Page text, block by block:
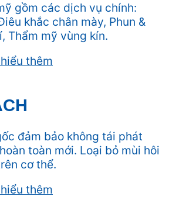
gồm các dịch vụ chính:
khắc chân mày, Phun &
Thẩm mỹ vùng kín.
thêm
đảm bảo không tái phát
toàn mới. Loại bỏ mùi hôi
cơ thể.
thêm